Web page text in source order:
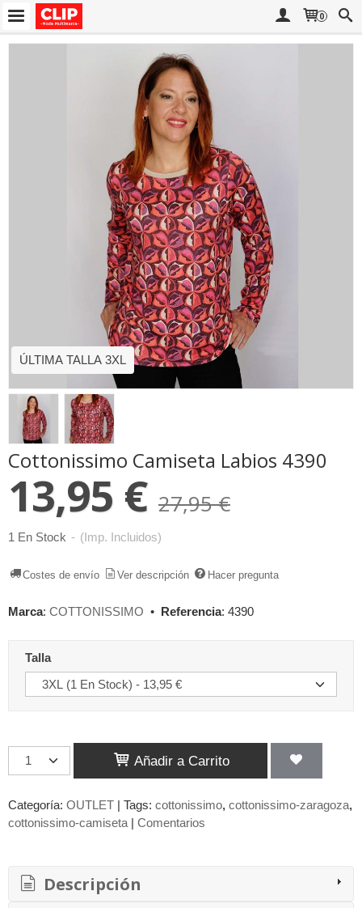
0
ÚLTIMA TALLA 3XL
Cottonissimo Camiseta Labios 4390
13,95 € 27,95 €
1 En Stock - (Imp. Incluidos)
Costes de envío Ver descripción Hacer pregunta
Marca: COTTONISSIMO • Referencia: 4390
Talla
Añadir a Carrito
Categoría: OUTLET | Tags: cottonissimo cottonissimo-zaragoza
cottonissimo-camiseta | Comentarios
Descripción